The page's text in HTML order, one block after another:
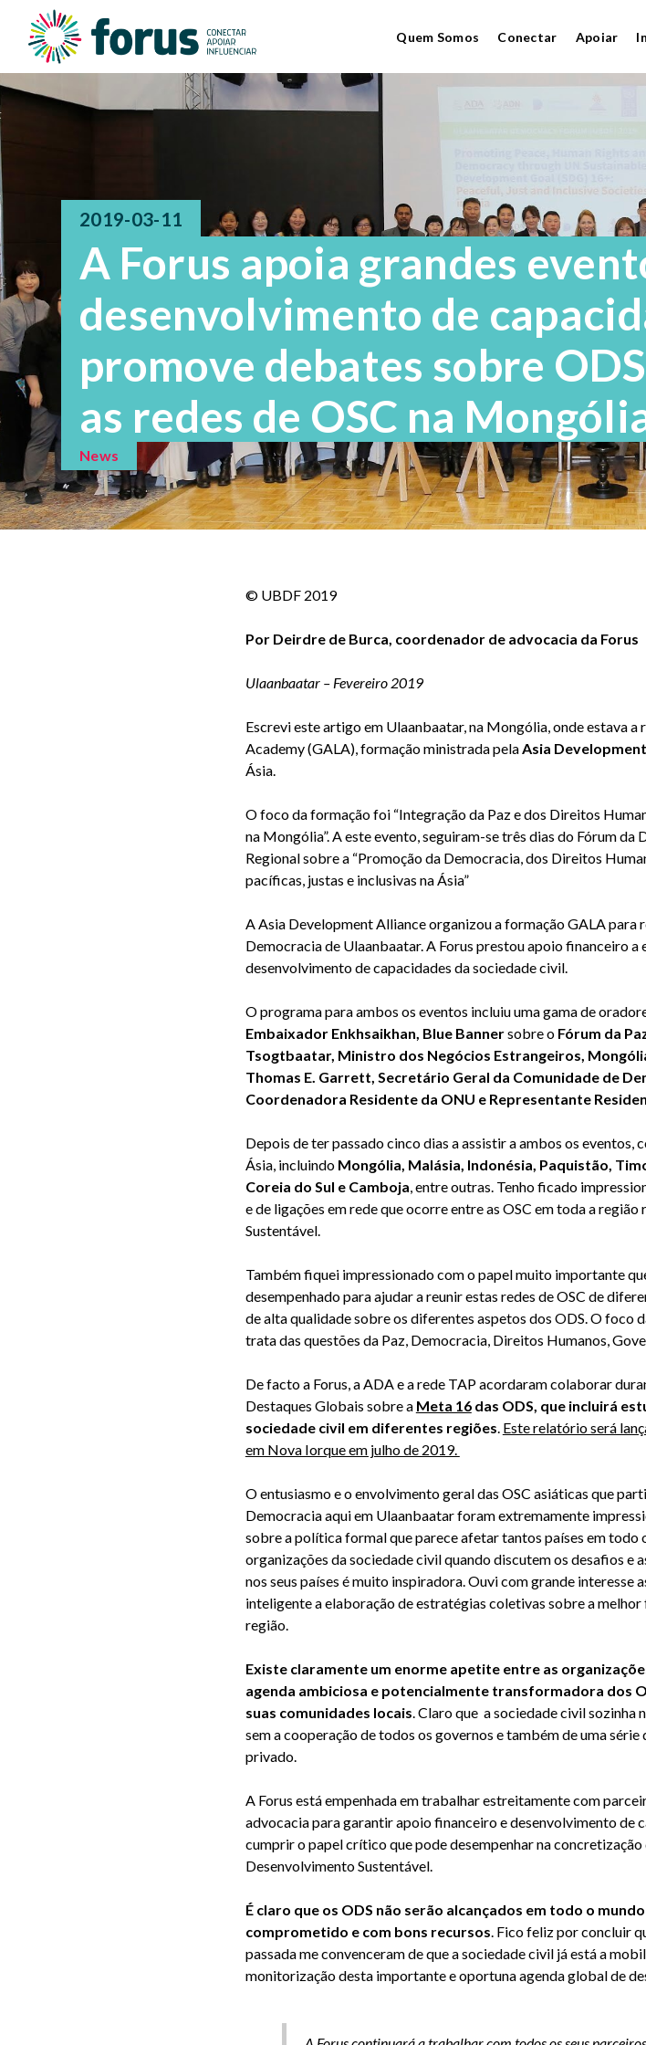
Quem Somos Conectar Apoiar
2019-03-11
A Forus apoia grandes
desenvolvimento de
promove debates sobre
as redes de OSC na
News
© UBDF 2019
Por Deirdre de Burca, coordenador de advocacia da Forus
Ulaanbaatar – Fevereiro 2019
Escrevi este artigo em Ulaanbaatar, na Mongólia, onde estava
Academy (GALA), formação ministrada pelaAsia
Ásia.
O foco da formação foi “Integração da Paz e dos Direitos
na Mongólia”. A este evento, seguiram-se três dias do Fórum
Regional sobre a “Promoção da Democracia, dos Direitos
pacíficas, justas e inclusivas na Ásia”
A Asia Development Alliance organizou a formação GALA para
Democracia de Ulaanbaatar. A Forus prestou apoio financeiro
desenvolvimento de capacidades da sociedade civil.
O programa para ambos os eventos incluiu uma gama de
Embaixador Enkhsaikhan, Blue Bannersobre o Fórum da
Tsogtbaatar, Ministro dos Negócios Estrangeiros,
Thomas E. Garrett, Secretário Geral da Comunidade de
Coordenadora Residente da ONU e Representante
Depois de ter passado cinco dias a assistir a ambos os eventos,
Ásia, incluindo Mongólia, Malásia, Indonésia, Paquistão,
Coreia do Sul e Camboja, entre outras. Tenho ficado
e de ligações em rede que ocorre entre as OSC em toda a
Sustentável.
Também fiquei impressionado com o papel muito importante
desempenhado para ajudar a reunir estas redes de OSC de
de alta qualidade sobre os diferentes aspetos dos ODS. O foco
trata das questões da Paz, Democracia, Direitos Humanos,
De facto a Forus, a ADA e a rede TAP acordaram colaborar
Destaques Globais sobre a Meta 16das ODS, que incluirá
sociedade civil em diferentes regiões. Este relatório será
em Nova Iorque em julho de 2019.
O entusiasmo e o envolvimento geral das OSC asiáticas que
Democracia aqui em Ulaanbaatar foram extremamente
sobre a política formal que parece afetar tantos países em todo
organizações da sociedade civil quando discutem os desafios e
nos seus países é muito inspiradora. Ouvi com grande interesse
inteligente a elaboração de estratégias coletivas sobre a
região.
Existe claramente um enorme apetite entre as
agenda ambiciosa e potencialmente transformadora dos
suas comunidades locais. Claro que a sociedade civil sozinha
sem a cooperação de todos os governos e também de uma
privado.
A Forus está empenhada em trabalhar estreitamente com
advocacia para garantir apoio financeiro e desenvolvimento de
cumprir o papel crítico que pode desempenhar na
Desenvolvimento Sustentável.
É claro que os ODS não serão alcançados em todo o
comprometido e com bons recursos. Fico feliz por concluir
passada me convenceram de que a sociedade civil já está a
monitorização desta importante e oportuna agenda global de